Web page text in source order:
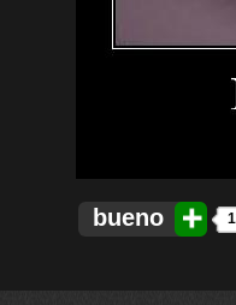
bueno